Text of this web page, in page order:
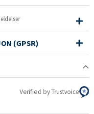
med et trykt
seg raskt. Dette
forklarer van
(GPSR)
Verified by Trustvoice